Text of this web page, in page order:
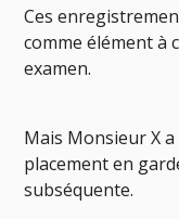
Ces
comme élément à
examen.
Mais Monsieur X
placement en
subséquente.